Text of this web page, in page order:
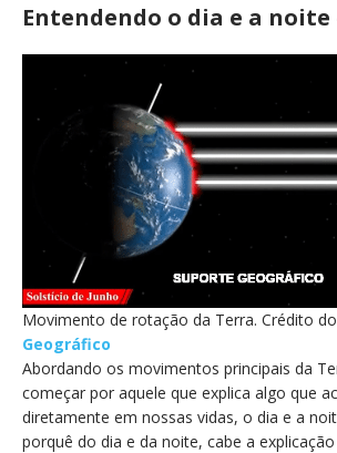
Entendendo o dia e a noite
Movimento de rotação da Terra. Crédito do
Geográfico
Abordando os movimentos principais da
começar por aquele que explica algo que
diretamente em nossas vidas, o dia e a
porquê do dia e da noite, cabe a